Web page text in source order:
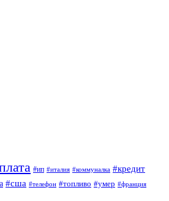
#ип #италия #коммуналка #кредит
#сша #телефон #топливо #умер #франция